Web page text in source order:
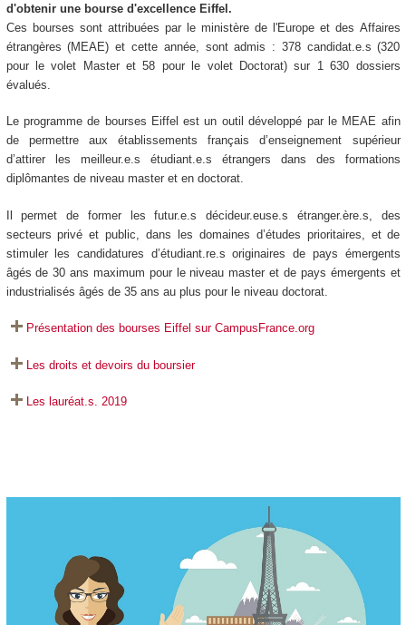
d'obtenir une bourse d'excellence Eiffel.
Ces bourses sont attribuées par le ministère de l'Europe et des Affaires
étrangères (MEAE) et cette année, sont admis : 378 candidat.e.s (320
pour le volet Master et 58 pour le volet Doctorat) sur 1 630 dossiers
évalués.
Le programme de bourses Eiffel est un outil développé par le MEAE afin
de permettre aux établissements français d’enseignement supérieur
d’attirer les meilleur.e.s étudiant.e.s étrangers dans des formations
diplômantes de niveau master et en doctorat.
Il permet de former les futur.e.s décideur.euse.s étranger.ère.s, des
secteurs privé et public, dans les domaines d’études prioritaires, et de
stimuler les candidatures d’étudiant.re.s originaires de pays émergents
âgés de 30 ans maximum pour le niveau master et de pays émergents et
industrialisés âgés de 35 ans au plus pour le niveau doctorat.
Présentation des bourses Eiffel sur CampusFrance.org
Les droits et devoirs du boursier
Les lauréat.s. 2019